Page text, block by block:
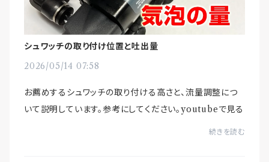
シュワッチの取り付け位置と吐出量
2026/05/14 07:58
お薦めするシュワッチの取り付ける高さと、流量調整につ
いて説明しています。参考にしてください。youtubeで見る
続きを読む